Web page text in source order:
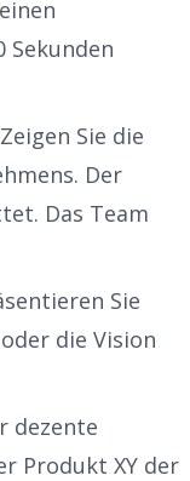
Sekunden
Zeigen Sie die
Der
Das Team
Sie
die Vision
dezente
Produkt XY der